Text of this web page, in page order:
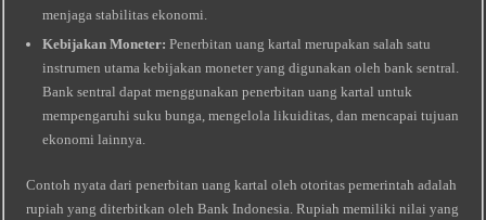
menjaga stabilitas ekonomi.
Kebijakan Moneter: Penerbitan uang kartal merupakan salah satu
instrumen utama kebijakan moneter yang digunakan oleh bank sentral.
Bank sentral dapat menggunakan penerbitan uang kartal untuk
mempengaruhi suku bunga, mengelola likuiditas, dan mencapai tujuan
ekonomi lainnya.
Contoh nyata dari penerbitan uang kartal oleh otoritas pemerintah adalah
rupiah yang diterbitkan oleh Bank Indonesia. Rupiah memiliki nilai yang